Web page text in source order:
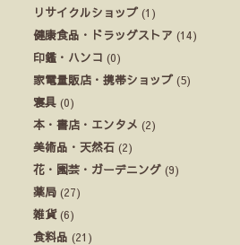
リサイクルショップ (1)
健康食品・ドラッグストア (14)
印鑑・ハンコ (0)
家電量販店・携帯ショップ (5)
寝具 (0)
本・書店・エンタメ (2)
美術品・天然石 (2)
花・園芸・ガーデニング (9)
薬局 (27)
雑貨(6)
食料品 (21)